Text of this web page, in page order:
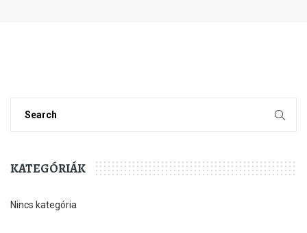
KATEGÓRIÁK
Nincs kategória